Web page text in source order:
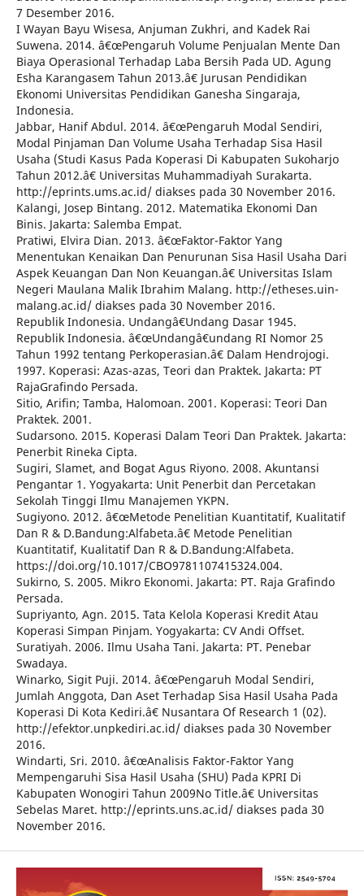
7 Desember 2016.
I Wayan Bayu Wisesa, Anjuman Zukhri, and Kadek Rai
Suwena. 2014. â€œPengaruh Volume Penjualan Mente Dan
Biaya Operasional Terhadap Laba Bersih Pada UD. Agung
Esha Karangasem Tahun 2013.â€ Jurusan Pendidikan
Ekonomi Universitas Pendidikan Ganesha Singaraja,
Indonesia.
Jabbar, Hanif Abdul. 2014. â€œPengaruh Modal Sendiri,
Modal Pinjaman Dan Volume Usaha Terhadap Sisa Hasil
Usaha (Studi Kasus Pada Koperasi Di Kabupaten Sukoharjo
Tahun 2012.â€ Universitas Muhammadiyah Surakarta.
http://eprints.ums.ac.id/ diakses pada 30 November 2016.
Kalangi, Josep Bintang. 2012. Matematika Ekonomi Dan
Binis. Jakarta: Salemba Empat.
Pratiwi, Elvira Dian. 2013. â€œFaktor-Faktor Yang
Menentukan Kenaikan Dan Penurunan Sisa Hasil Usaha Dari
Aspek Keuangan Dan Non Keuangan.â€ Universitas Islam
Negeri Maulana Malik Ibrahim Malang. http://etheses.uin-
malang.ac.id/ diakses pada 30 November 2016.
Republik Indonesia. Undangâ€Undang Dasar 1945.
Republik Indonesia. â€œUndangâ€undang RI Nomor 25
Tahun 1992 tentang Perkoperasian.â€ Dalam Hendrojogi.
1997. Koperasi: Azas-azas, Teori dan Praktek. Jakarta: PT
RajaGrafindo Persada.
Sitio, Arifin; Tamba, Halomoan. 2001. Koperasi: Teori Dan
Praktek. 2001.
Sudarsono. 2015. Koperasi Dalam Teori Dan Praktek. Jakarta:
Penerbit Rineka Cipta.
Sugiri, Slamet, and Bogat Agus Riyono. 2008. Akuntansi
Pengantar 1. Yogyakarta: Unit Penerbit dan Percetakan
Sekolah Tinggi Ilmu Manajemen YKPN.
Sugiyono. 2012. â€œMetode Penelitian Kuantitatif, Kualitatif
Dan R & D.Bandung:Alfabeta.â€ Metode Penelitian
Kuantitatif, Kualitatif Dan R & D.Bandung:Alfabeta.
https://doi.org/10.1017/CBO9781107415324.004.
Sukirno, S. 2005. Mikro Ekonomi. Jakarta: PT. Raja Grafindo
Persada.
Supriyanto, Agn. 2015. Tata Kelola Koperasi Kredit Atau
Koperasi Simpan Pinjam. Yogyakarta: CV Andi Offset.
Suratiyah. 2006. Ilmu Usaha Tani. Jakarta: PT. Penebar
Swadaya.
Winarko, Sigit Puji. 2014. â€œPengaruh Modal Sendiri,
Jumlah Anggota, Dan Aset Terhadap Sisa Hasil Usaha Pada
Koperasi Di Kota Kediri.â€ Nusantara Of Research 1 (02).
http://efektor.unpkediri.ac.id/ diakses pada 30 November
2016.
Windarti, Sri. 2010. â€œAnalisis Faktor-Faktor Yang
Mempengaruhi Sisa Hasil Usaha (SHU) Pada KPRI Di
Kabupaten Wonogiri Tahun 2009No Title.â€ Universitas
Sebelas Maret. http://eprints.uns.ac.id/ diakses pada 30
November 2016.